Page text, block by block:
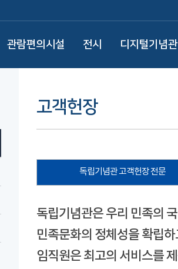
관람편의시설 전시 디지털기념관
고객헌장
독립기념관 고객헌장 전문
독립기념관은 우리 민족의
민족문화의 정체성을 확립
임직원은 최고의 서비스를